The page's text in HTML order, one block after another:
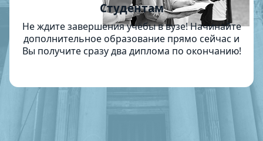
Студентам
Не ждите завершения учёбы в вузе! Начинайте
дополнительное образование прямо сейчас и
Вы получите сразу два диплома по окончанию!